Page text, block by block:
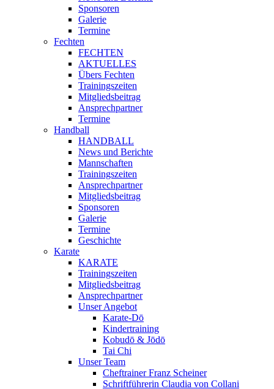
Sponsoren
Galerie
Termine
Fechten
FECHTEN
AKTUELLES
Übers Fechten
Trainingszeiten
Mitgliedsbeitrag
Ansprechpartner
Termine
Handball
HANDBALL
News und Berichte
Mannschaften
Trainingszeiten
Ansprechpartner
Mitgliedsbeitrag
Sponsoren
Galerie
Termine
Geschichte
Karate
KARATE
Trainingszeiten
Mitgliedsbeitrag
Ansprechpartner
Unser Angebot
Karate-Dō
Kindertraining
Kobudō & Jōdō
Tai Chi
Unser Team
Cheftrainer Franz Scheiner
Schriftführerin Claudia von Collani